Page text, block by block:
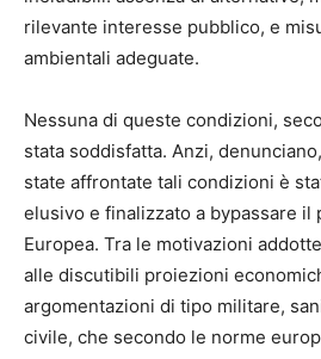
rilevante interesse pubblico, e
ambientali adeguate.
Nessuna di queste condizioni,
stata soddisfatta. Anzi,
state affrontate tali condizioni è
elusivo e finalizzato a bypassare il
Europea. Tra le motivazioni
alle discutibili proiezioni
argomentazioni di tipo militare,
civile, che secondo le norme